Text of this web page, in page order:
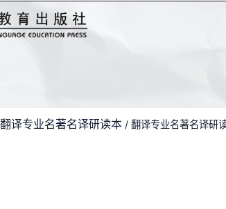
翻译专业名著名译研读本 / 翻译专业名著名译研